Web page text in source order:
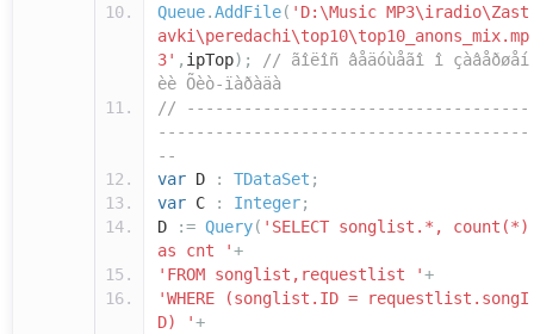
Queue.AddFile( 'D:\Music MP3\iradio\Zast
avki\peredachi\top10\top10_anons_mix.mp
3' , ipTop);
// ãîëîñ âåäóùåãî î çàâåðøåí
èè Õèò-ïàðàäà
// ------------------------------------
---------------------------------------
--
var D : TDataSet ;
var C : Integer;
D
:= Query( 'SELECT songlist.*, count(*)
as cnt '+
'FROM songlist,requestlist '+
'WHERE (songlist.ID = requestlist.songI
D) '+